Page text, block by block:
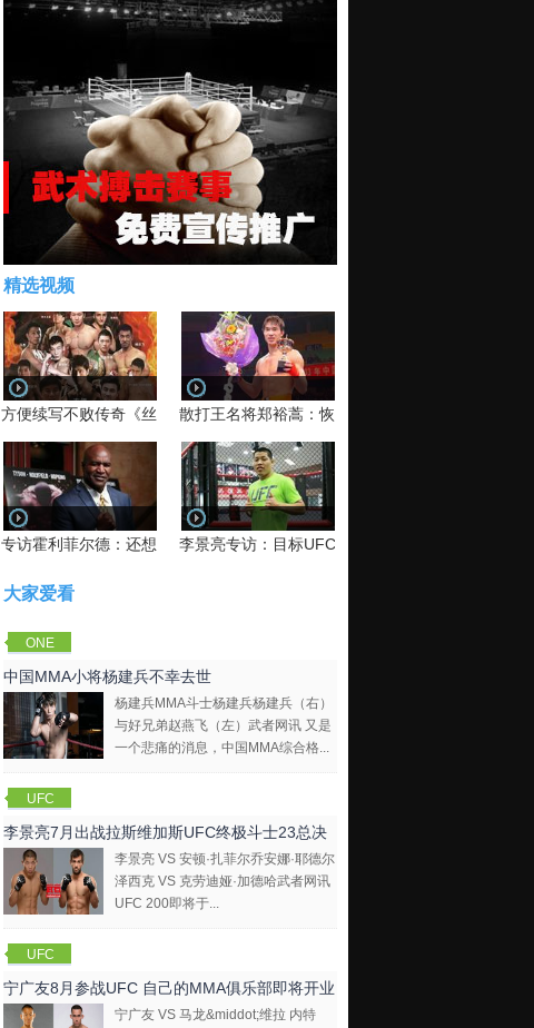
精选视频
方便续写不败传奇《丝路英雄》太原站全场视频
散打王名将郑裕蒿：恢复训练 有望回归擂台
专访霍利菲尔德：还想再和泰森干一架！李景亮专访：目标UFC金腰带 不做打酱油
大家爱看
ONE
Champions
hip
中国MMA小将杨建兵不幸去世
杨建兵MMA斗士杨建兵杨建兵（右）
与好兄弟赵燕飞（左）武者网讯 又是
一个悲痛的消息，中国MMA综合格...
UFC
李景亮7月出战拉斯维加斯UFC终极斗士23总决
李景亮 VS 安顿·扎菲尔乔安娜·耶德尔
泽西克 VS 克劳迪娅·加德哈武者网讯
UFC 200即将于...
UFC
宁广友8月参战UFC 自己的MMA俱乐部即将开业
宁广友 VS 马龙&middot;维拉 内特